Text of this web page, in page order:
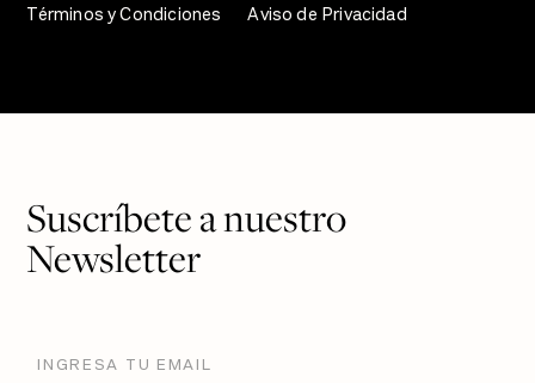
Términos y Condiciones
Aviso de Privacidad
Suscríbete a nuestro
Newsletter